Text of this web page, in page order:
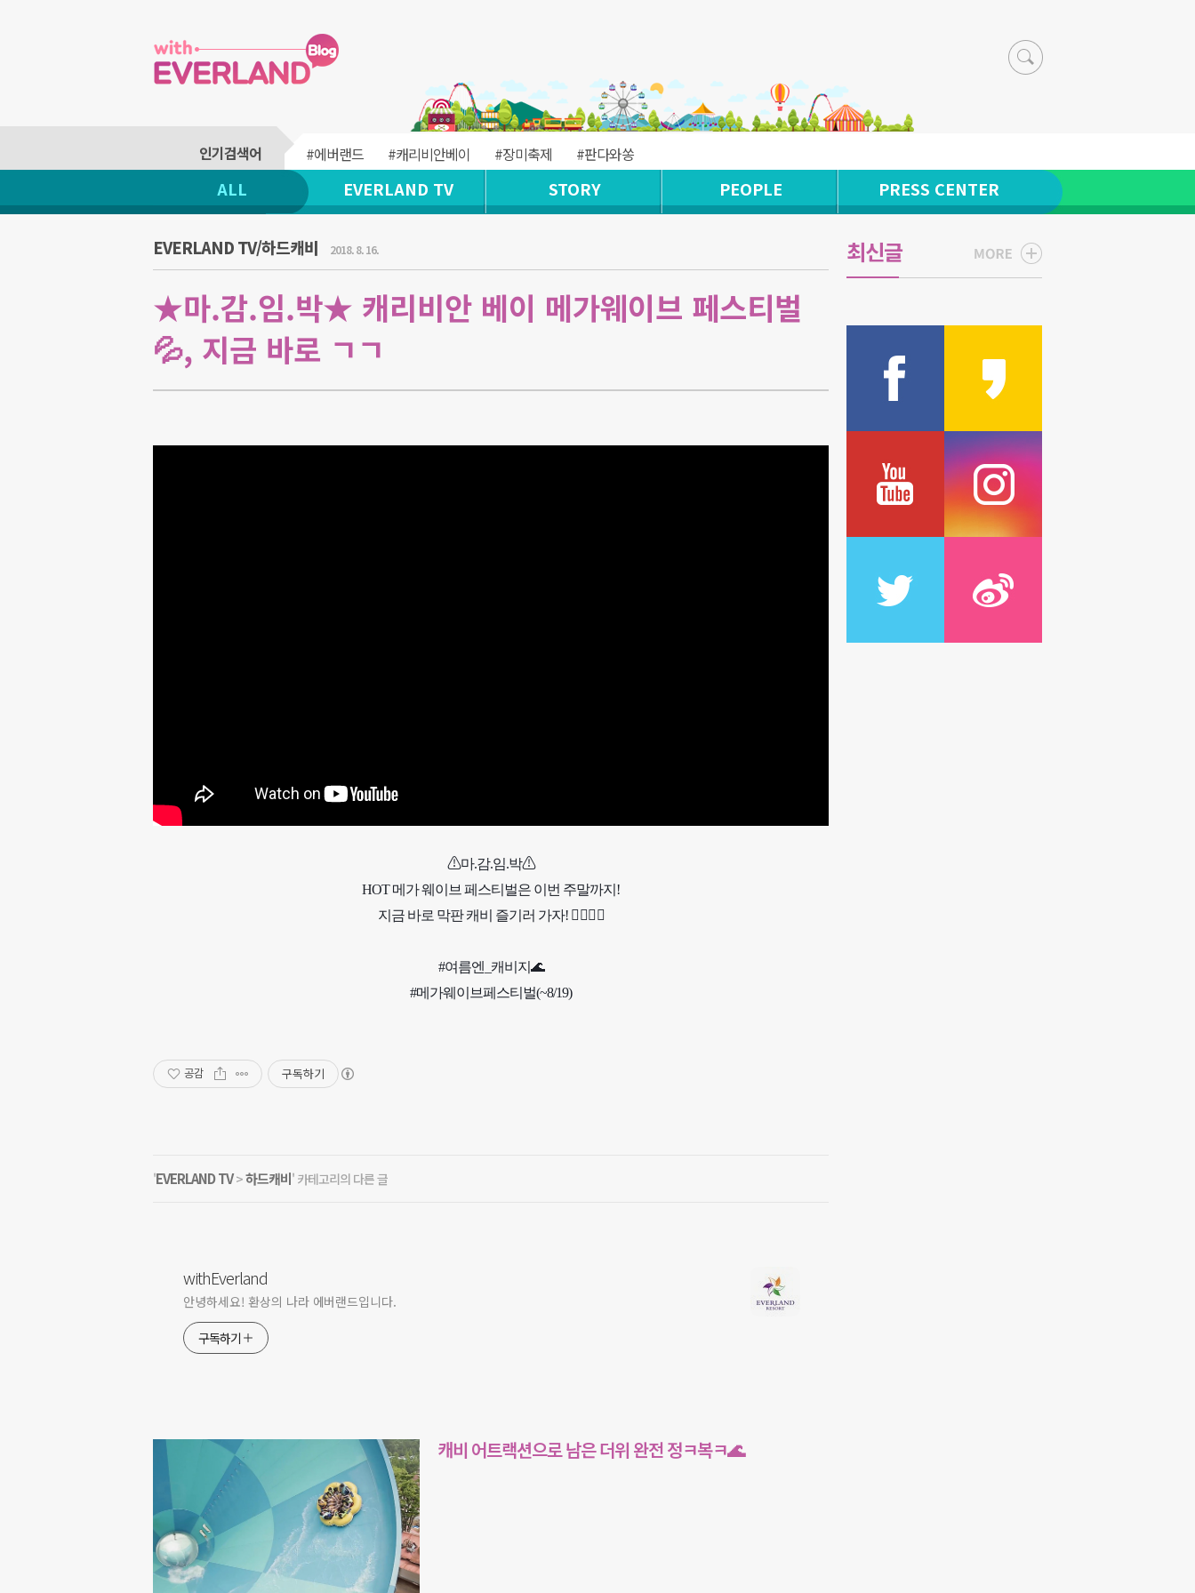
#에버랜드 #캐리비안베이 #장미축제 #판다와쏭
ALL EVERLAND TV STORY PEOPLE PRESS CENTER
EVERLAND TV/하드캐비 2018. 8. 16.
★마.감.임.박★ 캐리비안 베이 메가웨이브 페스티벌
💦, 지금 바로 ㄱㄱ
⚠마.감.임.박⚠
HOT 메가 웨이브 페스티벌은 이번 주말까지!
지금 바로 막판 캐비 즐기러 가자! 🏃‍♀🏃‍♂
#여름엔_캐비지🌊
#메가웨이브페스티벌(~8/19)
공감 구독하기
'EVERLAND TV>하드캐비' 카테고리의 다른 글
withEverland
안녕하세요! 환상의 나라 에버랜드입니다.
구독하기
캐비 어트랙션으로 남은 더위 완전 정ㅋ복ㅋ🌊
최신글